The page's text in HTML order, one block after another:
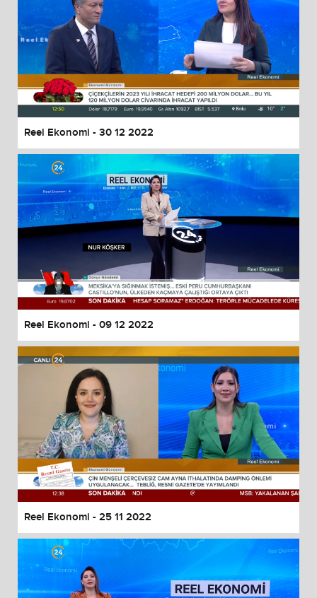
Reel Ekonomi - 30 12 2022
Reel Ekonomi - 09 12 2022
Reel Ekonomi - 25 11 2022